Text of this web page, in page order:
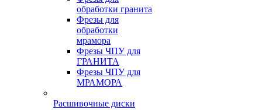
обработки гранита
Фрезы для
обработки
мрамора
Фрезы ЧПУ для
ГРАНИТА
Фрезы ЧПУ для
МРАМОРА
Расшивочные диски